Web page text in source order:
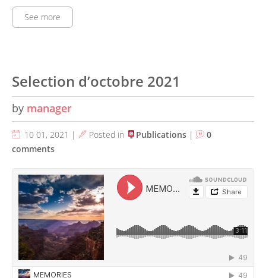
See more
Selection d’octobre 2021
by manager
10 01, 2021 | Posted in Publications|
0
comments